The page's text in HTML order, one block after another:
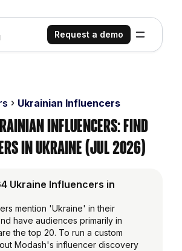
Request a demo
Ukrainian Influencers
Influencers: Find
in Ukraine (Jul 2026)
Ukraine Influencers in
mention 'Ukraine' in their
have audiences primarily in
the top 20. To run a custom
Modash's influencer discovery